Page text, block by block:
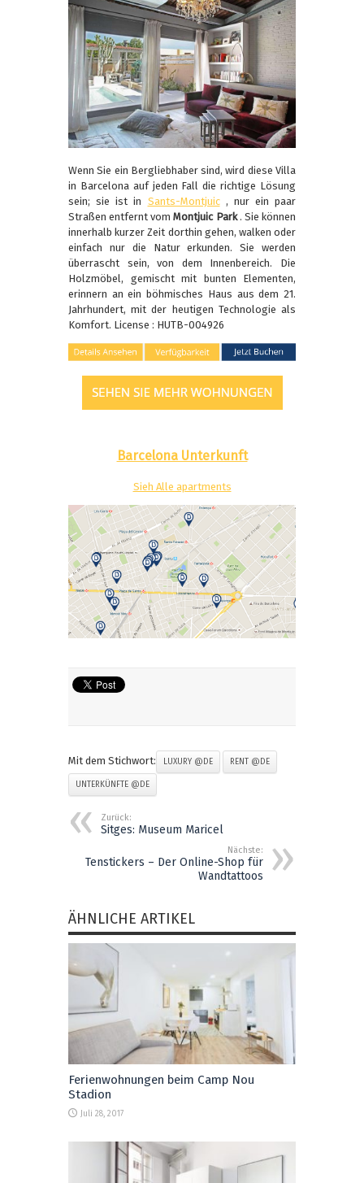
Wenn Sie ein Bergliebhaber sind, wird diese Villa
in Barcelona auf jeden Fall die richtige Lösung
sein; sie ist in Sants-Montjuic, nur ein paar
Straßen entfernt vomMontjuic Park . Sie können
innerhalb kurzer Zeit dorthin gehen, walken oder
einfach nur die Natur erkunden. Sie werden
überrascht sein, von dem Innenbereich. Die
Holzmöbel, gemischt mit bunten Elementen,
erinnern an ein böhmisches Haus aus dem 21.
Jahrhundert, mit der heutigen Technologie als
Komfort. License : HUTB-004926
Barcelona Unterkunft
Sieh Alle apartments
Mit dem Stichwort: LUXURY @DE RENT @DE
UNTERKÜNFTE @DE
Zurück:
Sitges: Museum Maricel
Nächste:
Tenstickers – Der Online-Shop für
Wandtattoos
ÄHNLICHE ARTIKEL
Ferienwohnungen beim Camp Nou
Stadion
Juli 28, 2017